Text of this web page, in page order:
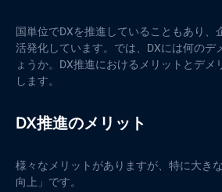
国単位でDXを推進していることもあり、
活発化しています。では、DXには何のデ
ょうか。DX推進におけるメリットとデ
します。
DX推進のメリット
様々なメリットがありますが、特に大き
向上」です。